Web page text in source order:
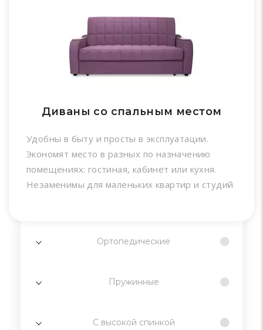
Диваны со спальным местом
Удобны в быту и просты в эксплуатации.
Экономят место в разных по назначению
помещениях: гостиная, кабинет или кухня.
Незаменимы для маленьких квартир и студий
Ортопедические
Пружинные
С высокой спинкой